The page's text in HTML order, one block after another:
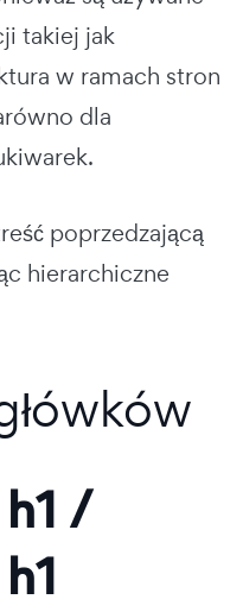
takiej jak
w ramach stron
dla
poprzedzającą
hierarchiczne
/